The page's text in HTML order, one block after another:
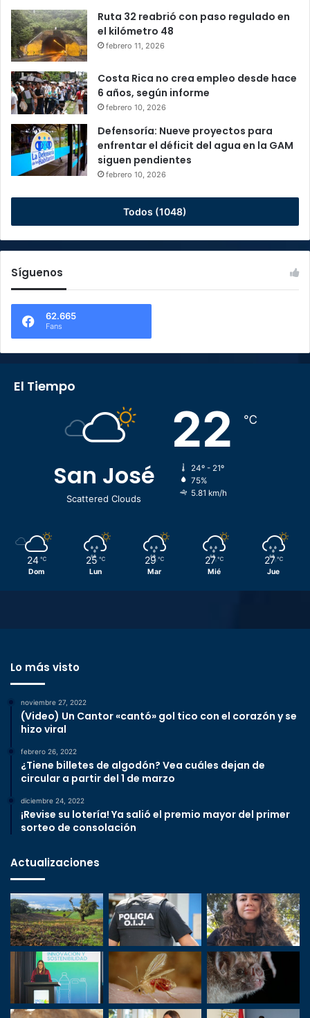
Ruta 32 reabrió con paso regulado en
el kilómetro 48
febrero 11, 2026
Costa Rica no crea empleo desde hace
6 años, según informe
febrero 10, 2026
Defensoría: Nueve proyectos para
enfrentar el déficit del agua en la GAM
siguen pendientes
febrero 10, 2026
Todos (1048)
Síguenos
62.665
Fans
El Tiempo
San José
Scattered Clouds
22 ℃
24º - 21º
75%
5.81 km/h
24 ℃
Dom
25 ℃
Lun
29 ℃
Mar
27 ℃
Mié
27 ℃
Jue
Lo más visto
noviembre 27, 2022
(Video) Un Cantor «cantó» gol tico con el corazón y se
hizo viral
febrero 26, 2022
¿Tiene billetes de algodón? Vea cuáles dejan de
circular a partir del 1 de marzo
diciembre 24, 2022
¡Revise su lotería! Ya salió el premio mayor del primer
sorteo de consolación
Actualizaciones